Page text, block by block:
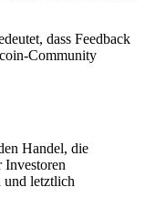
dass Feedback
Community
Handel, die
und letztlich